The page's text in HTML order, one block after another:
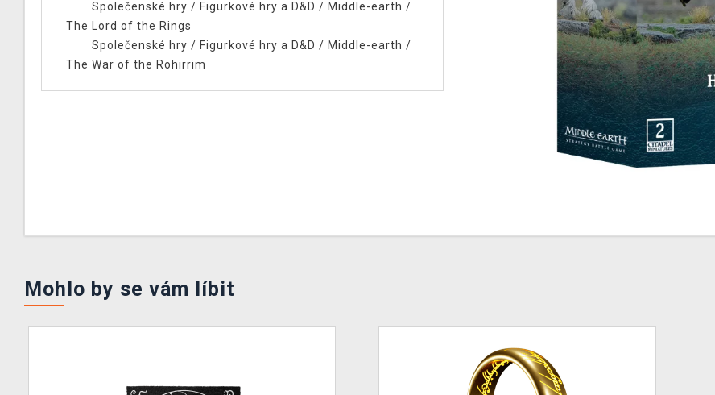
Společenské hry / Figurkové hry a D&D / Middle-earth /
The Lord of the Rings
Společenské hry / Figurkové hry a D&D / Middle-earth /
The War of the Rohirrim
Mohlo by se vám líbit